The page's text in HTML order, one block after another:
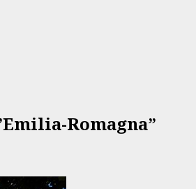
Romagna”